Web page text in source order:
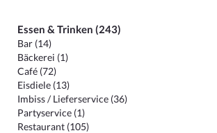
Essen & Trinken (243)
Bar (14)
Bäckerei (1)
Café (72)
Eisdiele (13)
Imbiss / Lieferservice (36)
Partyservice (1)
Restaurant (105)